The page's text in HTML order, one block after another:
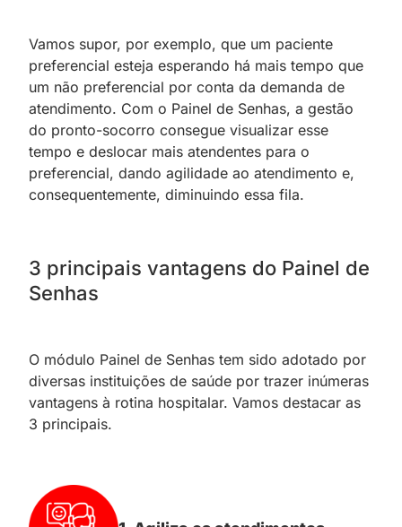
Vamos supor, por exemplo, que um paciente
preferencial esteja esperando há mais tempo que
um não preferencial por conta da demanda de
atendimento. Com o Painel de Senhas, a gestão
do pronto-socorro consegue visualizar esse
tempo e deslocar mais atendentes para o
preferencial, dando agilidade ao atendimento e,
consequentemente, diminuindo essa fila.
3 principais vantagens do Painel de
Senhas
O módulo Painel de Senhas tem sido adotado por
diversas instituições de saúde por trazer inúmeras
vantagens à rotina hospitalar. Vamos destacar as
3 principais.